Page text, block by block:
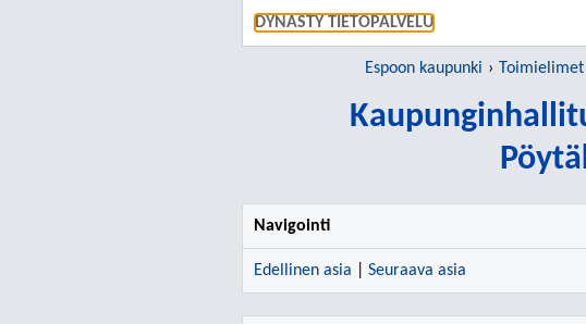
DYNASTY TIETOPALVELU
Espoon kaupunki Toimielimet
Navigointi
Edellinen asia Seuraava asia